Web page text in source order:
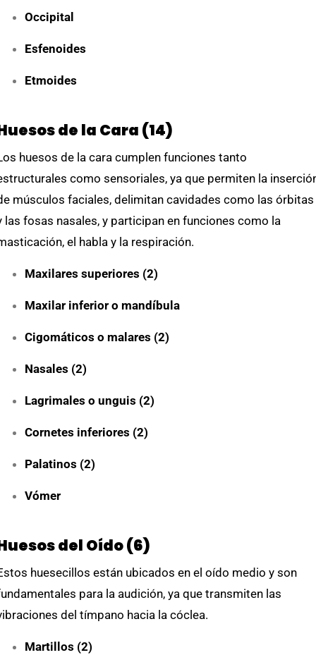
Occipital
Esfenoides
Etmoides
de la Cara (14)
huesos de la cara cumplen funciones tanto
como sensoriales, ya que permiten la
músculos faciales, delimitan cavidades como las órbitas
las fosas nasales, y participan en funciones como la
el habla y la respiración.
Maxilares superiores (2)
Maxilar inferior o mandíbula
Cigomáticos o malares (2)
Nasales (2)
Lagrimales o unguis (2)
Cornetes inferiores (2)
Palatinos (2)
Vómer
del Oído (6)
huesecillos están ubicados en el oído medio y son
para la audición, ya que transmiten las
del tímpano hacia la cóclea.
Martillos (2)